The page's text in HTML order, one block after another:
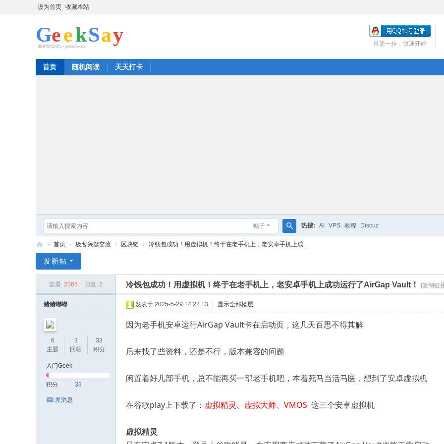
设为首页 收藏本站
只需一步，快速开始
首页 随机阅读 天天打卡
帖子
搜
热搜: AI VPS 教程 Discuz
ee
» 首页 › 极客兴趣交流 › 区块链 › 冷钱包成功！用虚拟机！终于在老手机上，老安卓手机上成 ...
发新帖
查看: 2365 回复: 2 冷钱包成功！用虚拟机！终于在老手机上，老安卓手机上成功运行了AirGap Vault！ [复制链
猪猪嘟嘟
6
主题
3
回帖
33
积分
入门Geek
积分 33
发消息
发表于 2025-5-29 14:22:13 显示全部楼层
因为老手机安卓运行AirGap Vault卡在启动页，这几天百思不得其解
后来找了些资料，还是不行，版本兼容的问题
闲置着好几部手机，总不能再买一部老手机吧，本着死马当活马医，想到了安卓虚拟机
在谷歌play上下载了： 虚拟精灵、虚拟大师、VMOS 这三个安卓虚拟机
虚拟精灵